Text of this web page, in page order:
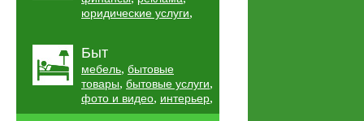
юридические услуги,
Быт
мебель, бытовые
товары, бытовые услуги,
фото и видео, интерьер,